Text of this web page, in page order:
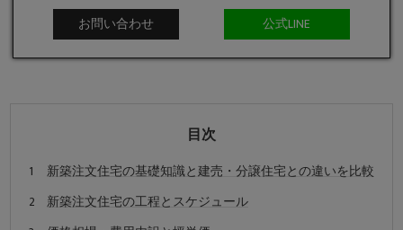
お問い合わせ 公式LINE
目次
新築注文住宅の基礎知識と建売・分譲住宅との違いを比較
新築注文住宅の工程とスケジュール